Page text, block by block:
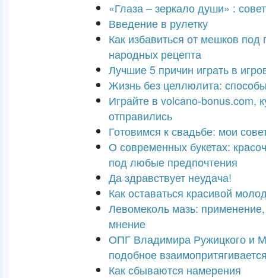
«Глаза – зеркало души» :
Введение в рулетку
Как избавиться от мешков под
народных рецепта
Лучшие 5 причин играть в
Жизнь без целлюлита:
Играйте в volcano-bonus.com,
отправились
Готовимся к свадьбе: мои
О современных букетах:
под любые предпочтения
Да здравствует неудача!
Как оставаться красивой
Левомеколь мазь:
мнение
ОПГ Владимира Ружицкого и
подобное
Как сбываются намерения